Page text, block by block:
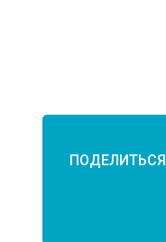
ПОДЕЛИТЬСЯ